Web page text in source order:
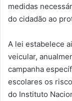
medidas
do cidadão ao
A lei estabelece
veicular,
campanha
escolares os
do Instituto